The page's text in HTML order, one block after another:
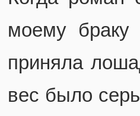
моему
приняла
вес было